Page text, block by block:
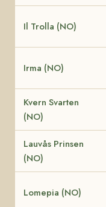
Il Trolla (NO)
Irma (NO)
Kvern Svarten
(NO)
Lauvås Prinsen
(NO)
Lomepia (NO)